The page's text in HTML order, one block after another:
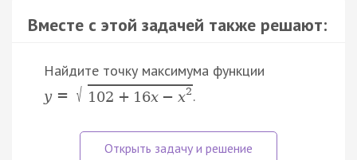
Вместе с этой задачей также решают:
Найдите точку максимума функции
y = √ 102 + 16x − x2 .